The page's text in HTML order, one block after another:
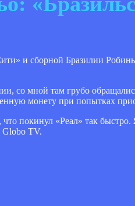
и сборной Бразилии
со мной там грубо
монету при попытках
покинул «Реал» так
TV.